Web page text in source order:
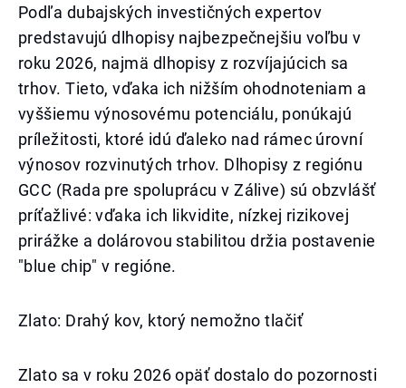
Podľa dubajských investičných expertov
predstavujú dlhopisy najbezpečnejšiu voľbu v
roku 2026, najmä dlhopisy z rozvíjajúcich sa
trhov. Tieto, vďaka ich nižším ohodnoteniam a
vyššiemu výnosovému potenciálu, ponúkajú
príležitosti, ktoré idú ďaleko nad rámec úrovní
výnosov rozvinutých trhov. Dlhopisy z regiónu
GCC (Rada pre spoluprácu v Zálive) sú obzvlášť
príťažlivé: vďaka ich likvidite, nízkej rizikovej
prirážke a dolárovou stabilitou držia postavenie
"blue chip" v regióne.
Zlato: Drahý kov, ktorý nemožno tlačiť
Zlato sa v roku 2026 opäť dostalo do pozornosti